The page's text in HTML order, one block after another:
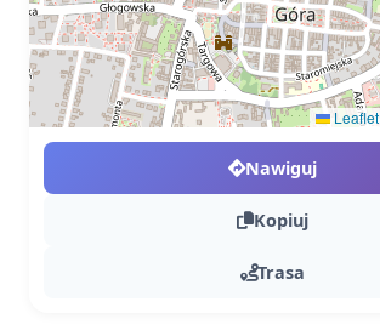
Leaflet
Nawiguj
Kopiuj
Trasa